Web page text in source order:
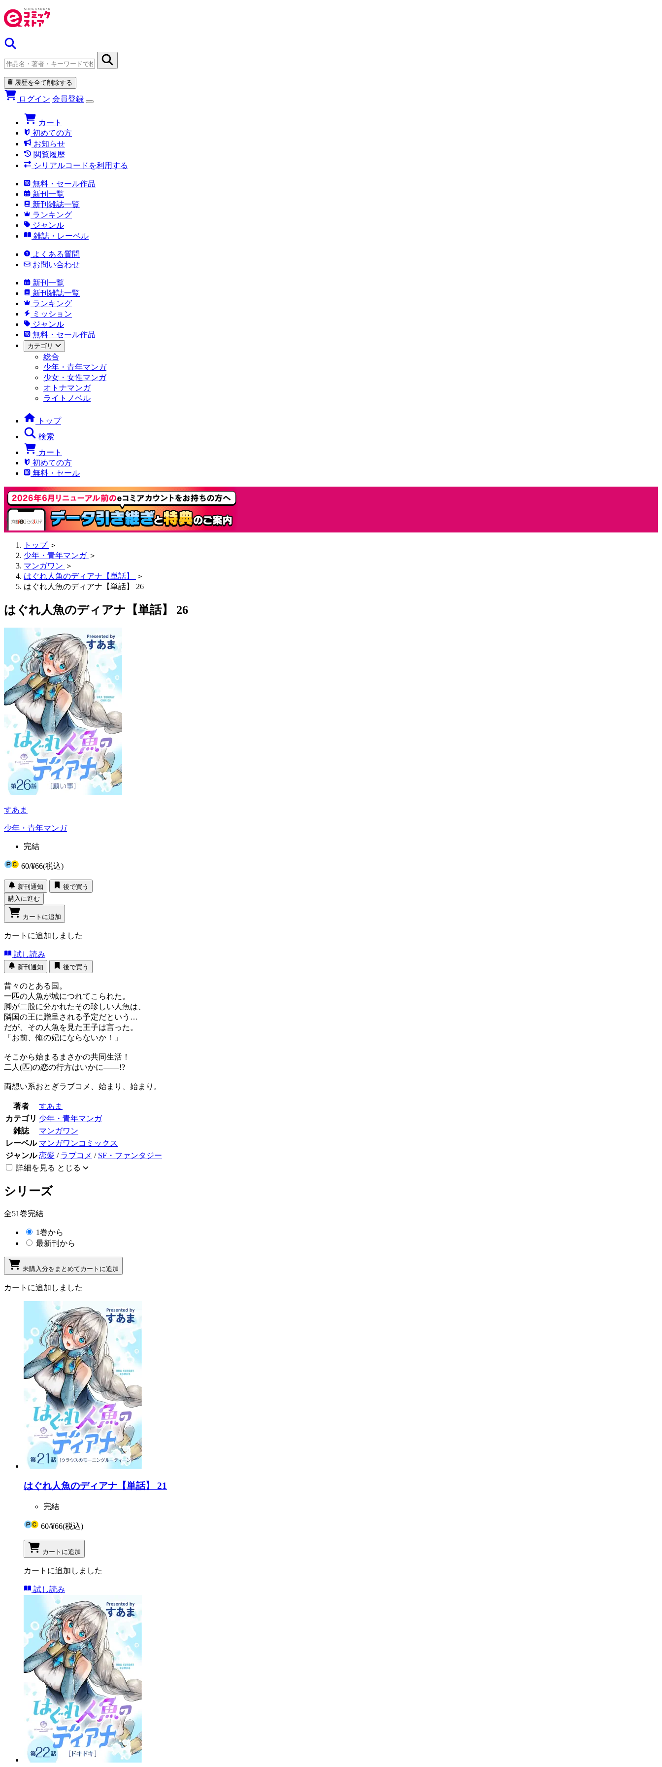
履歴を全て削除する
ログイン 会員登録
カート
初めての方
お知らせ
閲覧履歴
シリアルコードを利用する
無料・セール作品
新刊一覧
新刊雑誌一覧
ランキング
ジャンル
雑誌・レーベル
よくある質問
お問い合わせ
新刊一覧
新刊雑誌一覧
ランキング
ミッション
ジャンル
無料・セール作品
カテゴリ
総合
少年・青年マンガ
少女・女性マンガ
オトナマンガ
ライトノベル
トップ
検索
カート
初めての方
無料・セール
トップ ＞
少年・青年マンガ ＞
マンガワン ＞
はぐれ人魚のディアナ【単話】
＞
はぐれ人魚のディアナ【単話】 26
はぐれ人魚のディアナ【単話】 26
すあま
少年・青年マンガ
完結
60/¥66(税込)
新刊通知
後で買う
購入に進む
カートに追加
カートに追加しました
試し読み
新刊通知 後で買う
昔々のとある国。
一匹の人魚が城につれてこられた。
脚が二股に分かれたその珍しい人魚は、
隣国の王に贈呈される予定だという…
だが、その人魚を見た王子は言った。
「お前、俺の妃にならないか！」
そこから始まるまさかの共同生活！
二人(匹)の恋の行方はいかに――!?
両想い系おとぎラブコメ、始まり、始まり。
著者
すあま
カテゴリ 少年・青年マンガ
雑誌
マンガワン
レーベル マンガワンコミックス
ジャンル 恋愛 / ラブコメ / SF・ファンタジー
詳細を見る とじる
シリーズ
全51巻完結
1巻から
最新刊から
未購入分をまとめてカートに追加
カートに追加しました
はぐれ人魚のディアナ【単話】 21
完結
60/¥66(税込)
カートに追加
カートに追加しました
試し読み